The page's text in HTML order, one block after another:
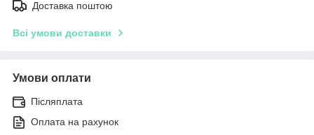
Доставка поштою
Всі умови доставки
Умови оплати
Післяплата
Оплата на рахунок